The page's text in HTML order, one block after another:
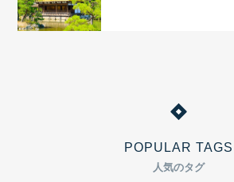
POPULAR TAGS
人気のタグ